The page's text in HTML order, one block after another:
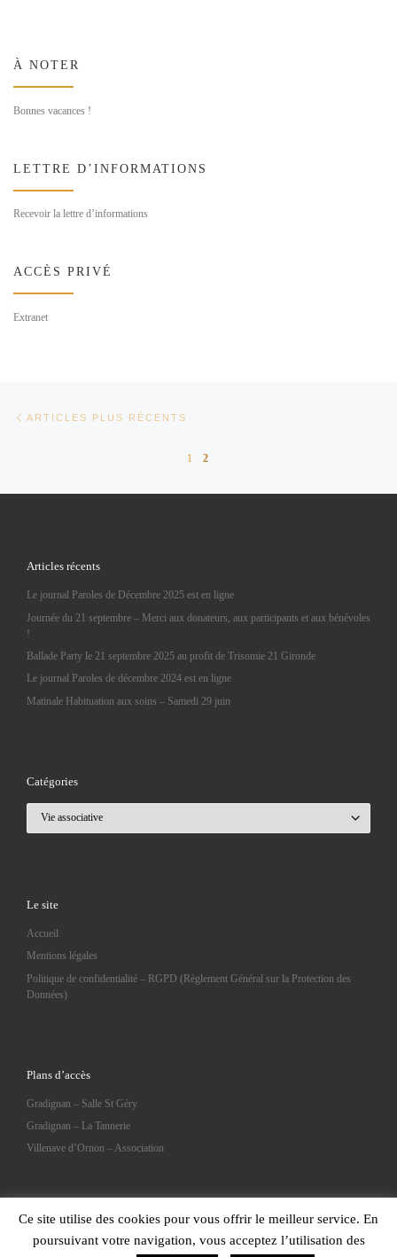
À NOTER
Bonnes vacances !
LETTRE D’INFORMATIONS
Recevoir la lettre d’informations
ACCÈS PRIVÉ
Extranet
ARTICLES PLUS RÉCENTS
1 2
Articles récents
Le journal Paroles de Décembre 2025 est en ligne
Journée du 21 septembre – Merci aux donateurs, aux participants et aux bénévoles
!
Ballade Party le 21 septembre 2025 au profit de Trisomie 21 Gironde
Le journal Paroles de décembre 2024 est en ligne
Matinale Habituation aux soins – Samedi 29 juin
Catégories
Le site
Accueil
Mentions légales
Politique de confidentialité – RGPD (Règlement Général sur la Protection des
Données)
Plans d’accès
Gradignan – Salle St Géry
Gradignan – La Tannerie
Villenave d’Ornon – Association
© 2026 Trisomie 21 Gironde– Tous droits réservés
Ce site utilise des cookies pour vous offrir le meilleur service. En
poursuivant votre navigation, vous acceptez l’utilisation des